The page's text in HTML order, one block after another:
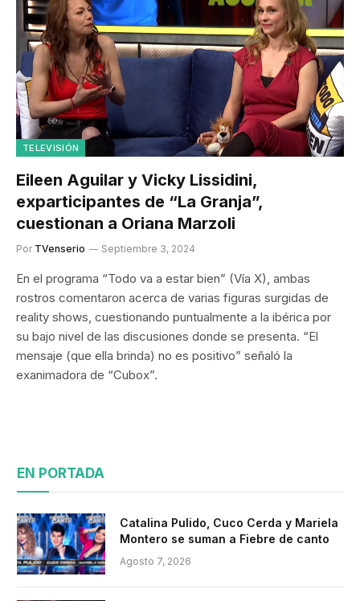
TELEVISIÓN
Eileen Aguilar y Vicky Lissidini,
exparticipantes de “La Granja”,
cuestionan a Oriana Marzoli
Por TVenserio Septiembre 3, 2024
En el programa “Todo va a estar bien” (Vía X), ambas
rostros comentaron acerca de varias figuras surgidas de
reality shows, cuestionando puntualmente a la ibérica por
su bajo nivel de las discusiones donde se presenta. “El
mensaje (que ella brinda) no es positivo” señaló la
exanimadora de “Cubox”.
EN PORTADA
Catalina Pulido, Cuco Cerda y Mariela
Montero se suman a Fiebre de canto
Agosto 7, 2026